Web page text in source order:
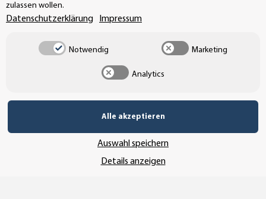
UNSERE ZAHLUNGSARTEN*
SSL-Verschlüsselung
UNSER VERSANDDIENSTLEISTER
zulassen wollen.
Datenschutzerklärung Impressum
Notwendig Marketing
Analytics
Alle akzeptieren
Auswahl speichern
Details anzeigen